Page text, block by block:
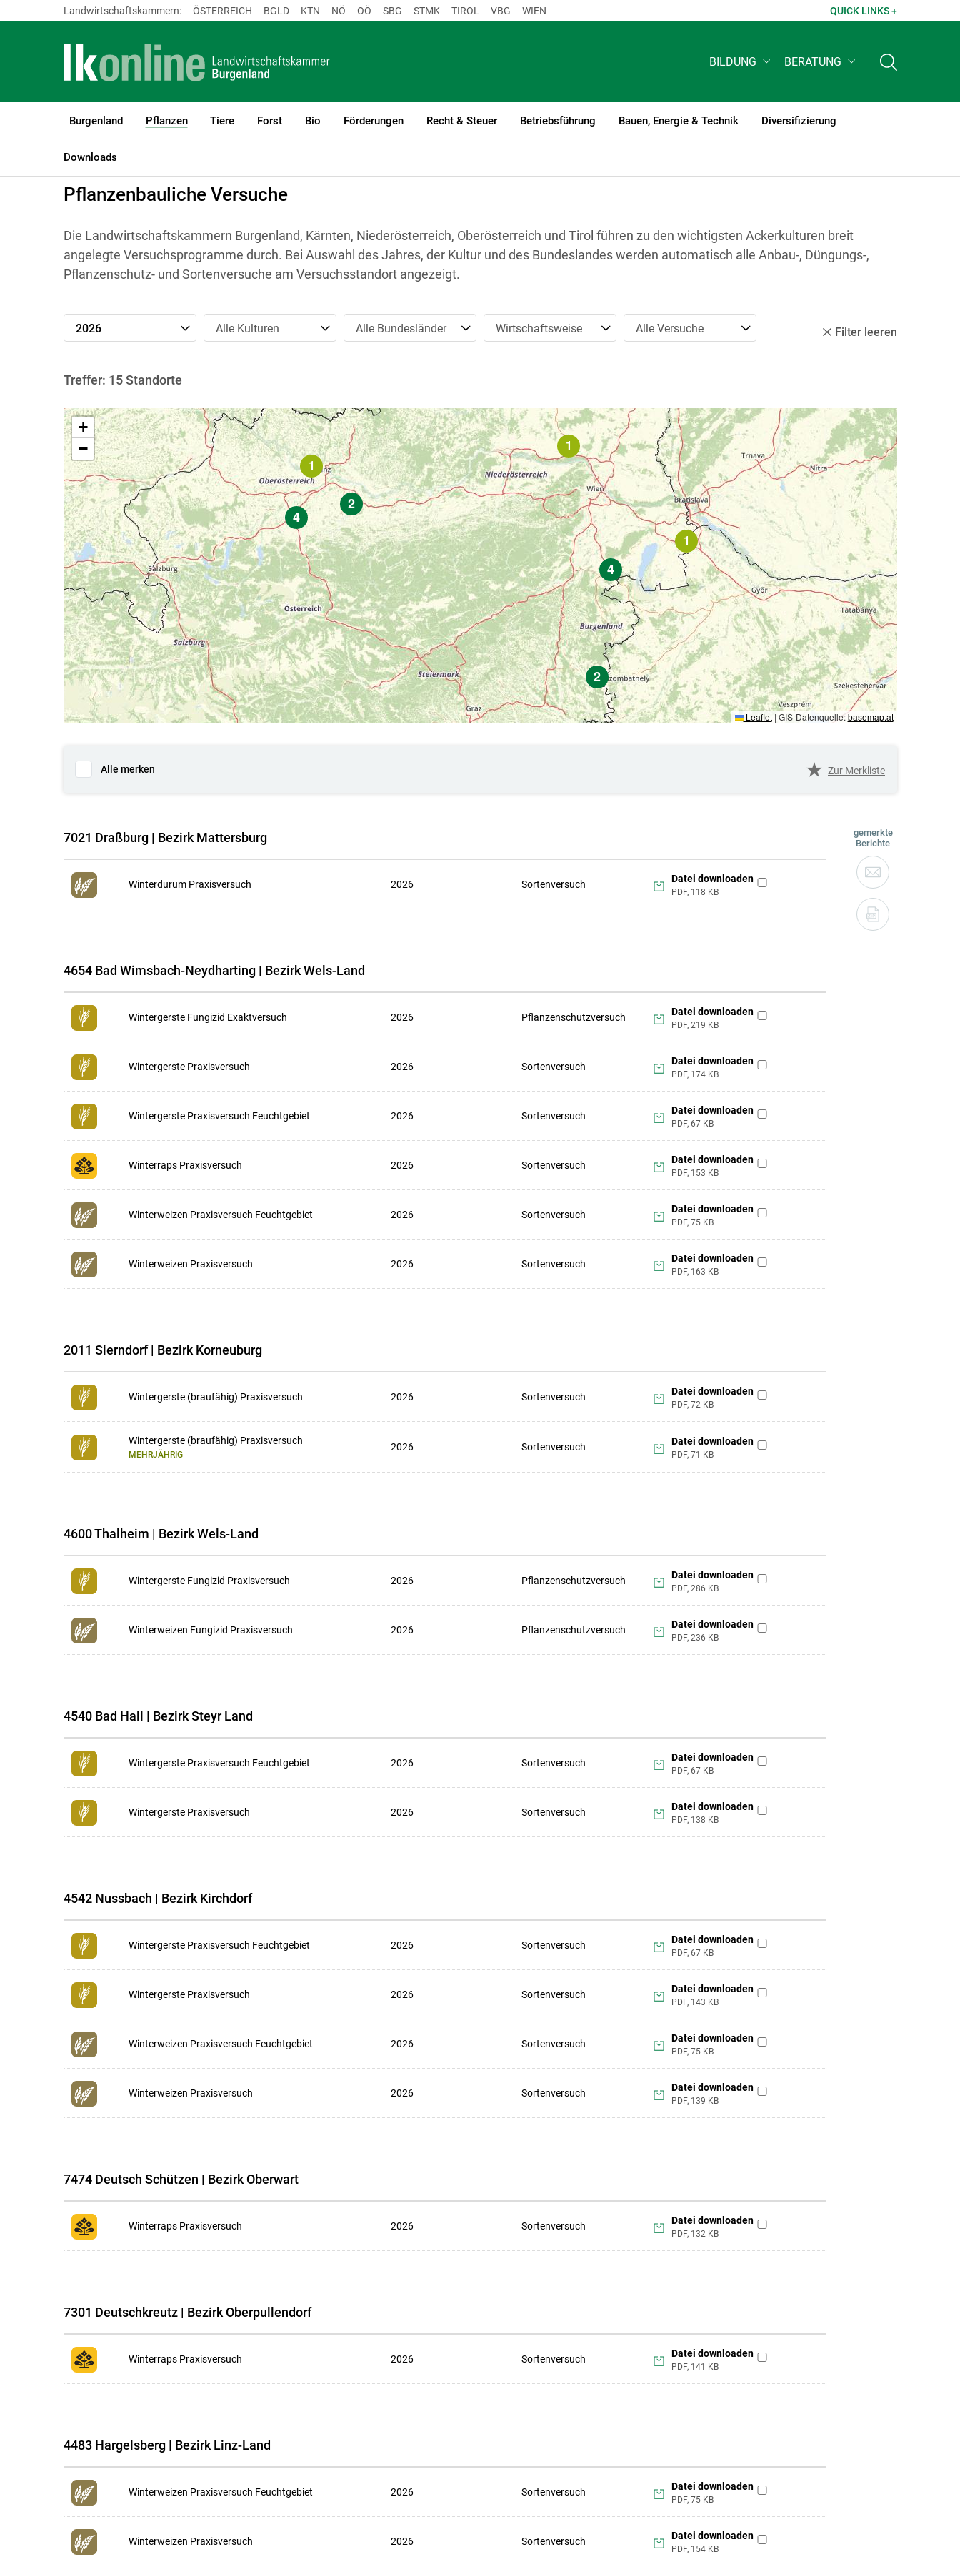
Landwirtschaftskammern: ÖSTERREICH BGLD KTN NÖ OÖ SBG STMK TIROL VBG WIEN QUICK LINKS +
BILDUNG BERATUNG
Burgenland Pflanzen
(current)1
Tiere Forst Bio Förderungen Recht & Steuer Betriebsführung Bauen, Energie & Technik Diversifizierung
Downloads
LK Burgenland
Pflanzenbauliche Versuche
Die Landwirtschaftskammern Burgenland, Kärnten, Niederösterreich, Oberösterreich und Tirol führen zu den wichtigsten Ackerkulturen breit
angelegte Versuchsprogramme durch. Bei Auswahl des Jahres, der Kultur und des Bundeslandes werden automatisch alle Anbau-, Düngungs-,
Pflanzenschutz- und Sortenversuche am Versuchsstandort angezeigt.
Jahre
2026
Kulturen
Alle Kulturen
Bundesländer
Alle Bundesländer
Wirtschaftsweise
Wirtschaftsweise
Versuche
Alle Versuche Filter leeren
Treffer: 15Standorte
2
4
2
4
+
−
Leaflet | GIS-Datenquelle:basemap.at
Alle merken Zur Merkliste
7021 Draßburg | Bezirk Mattersburg
Winterdurum Praxisversuch 2026 Sortenversuch Datei downloaden
PDF, 118 KB
zur
4654 Bad Wimsbach-Neydharting | Bezirk Wels-Land
Wintergerste Fungizid Exaktversuch 2026 Pflanzenschutzversuch Datei downloaden
PDF,219 KB
zur
Wintergerste Praxisversuch
2026 Sortenversuch Datei downloaden
PDF, 174 KB
zur
Wintergerste Praxisversuch Feuchtgebiet
2026 Sortenversuch Datei downloaden
PDF,67 KB
zur
Winterraps Praxisversuch
2026 Sortenversuch Datei downloaden
PDF, 153 KB
zur
Winterweizen Praxisversuch Feuchtgebiet
2026 Sortenversuch Datei downloaden
PDF,75 KB
zur
Winterweizen Praxisversuch
2026 Sortenversuch Datei downloaden
PDF, 163 KB
zur
2011 Sierndorf | Bezirk Korneuburg
Wintergerste (braufähig) Praxisversuch 2026 Sortenversuch Datei downloaden
PDF,72 KB
zur
Wintergerste (braufähig) Praxisversuch
MEHRJÄHRIG
2026 Sortenversuch Datei downloaden
PDF,71 KB
zur
hinzufügen
4600 Thalheim | Bezirk Wels-Land
Wintergerste Fungizid Praxisversuch 2026 Pflanzenschutzversuch Datei downloaden
PDF,286 KB
zur
Winterweizen Fungizid Praxisversuch
2026 Pflanzenschutzversuch Datei downloaden
PDF,236 KB
zur
4540 Bad Hall | Bezirk Steyr Land
Wintergerste Praxisversuch Feuchtgebiet 2026 Sortenversuch Datei downloaden
PDF,67 KB
zur
Wintergerste Praxisversuch
2026 Sortenversuch Datei downloaden
PDF, 138 KB
zur
4542 Nussbach | Bezirk Kirchdorf
Wintergerste Praxisversuch Feuchtgebiet 2026 Sortenversuch Datei downloaden
PDF,67 KB
zur
Wintergerste Praxisversuch
2026 Sortenversuch Datei downloaden
PDF, 143 KB
zur
Winterweizen Praxisversuch Feuchtgebiet
2026 Sortenversuch Datei downloaden
PDF,75 KB
zur
Winterweizen Praxisversuch
2026 Sortenversuch Datei downloaden
PDF, 139 KB
zur
7474 Deutsch Schützen | Bezirk Oberwart
Winterraps Praxisversuch 2026 Sortenversuch Datei downloaden
PDF, 132 KB
zur
7301 Deutschkreutz | Bezirk Oberpullendorf
Winterraps Praxisversuch 2026 Sortenversuch Datei downloaden
PDF, 141 KB
zur
4483 Hargelsberg | Bezirk Linz-Land
Winterweizen Praxisversuch Feuchtgebiet 2026 Sortenversuch Datei downloaden
PDF,75 KB
zur
Winterweizen Praxisversuch
2026 Sortenversuch Datei downloaden
PDF, 154 KB
zur
gemerkte
Berichte